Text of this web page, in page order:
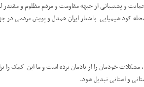
و پشتیبانی از جبهه مقاومت و مردم مظلوم و مقتدر
کود شیمیایی با شعار ایران همدل و پویش مردمی در
خودمان را از یادمان برده است و ما این کمک را
و استانی تبدیل شود.